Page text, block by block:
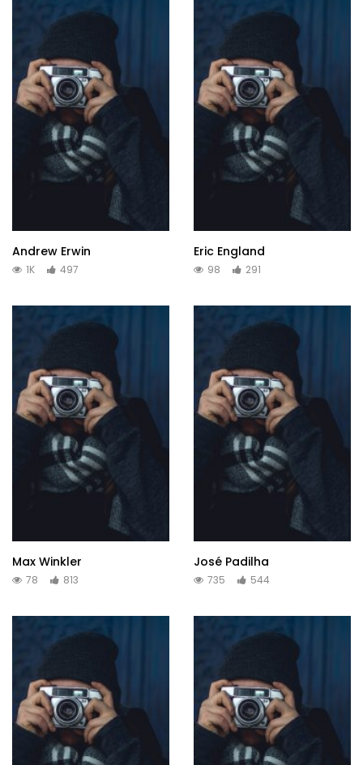
Andrew Erwin
1K 497
Eric England
98 291
Max Winkler
78 813
José Padilha
735 544